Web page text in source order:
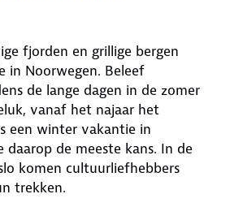
fjorden en grillige bergen
in Noorwegen. Beleef
de lange dagen in de zomer
vanaf het najaar het
een winter vakantie in
daarop de meeste kans. In de
komen cultuurliefhebbers
trekken.